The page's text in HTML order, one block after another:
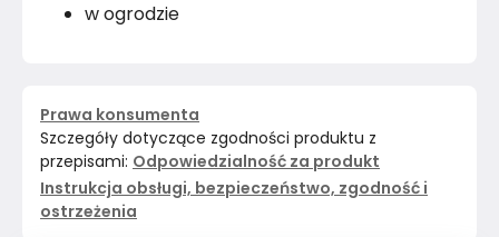
w ogrodzie
Prawa konsumenta
Szczegóły dotyczące zgodności produktu z
przepisami: Odpowiedzialność za produkt
Instrukcja obsługi, bezpieczeństwo, zgodność i
ostrzeżenia